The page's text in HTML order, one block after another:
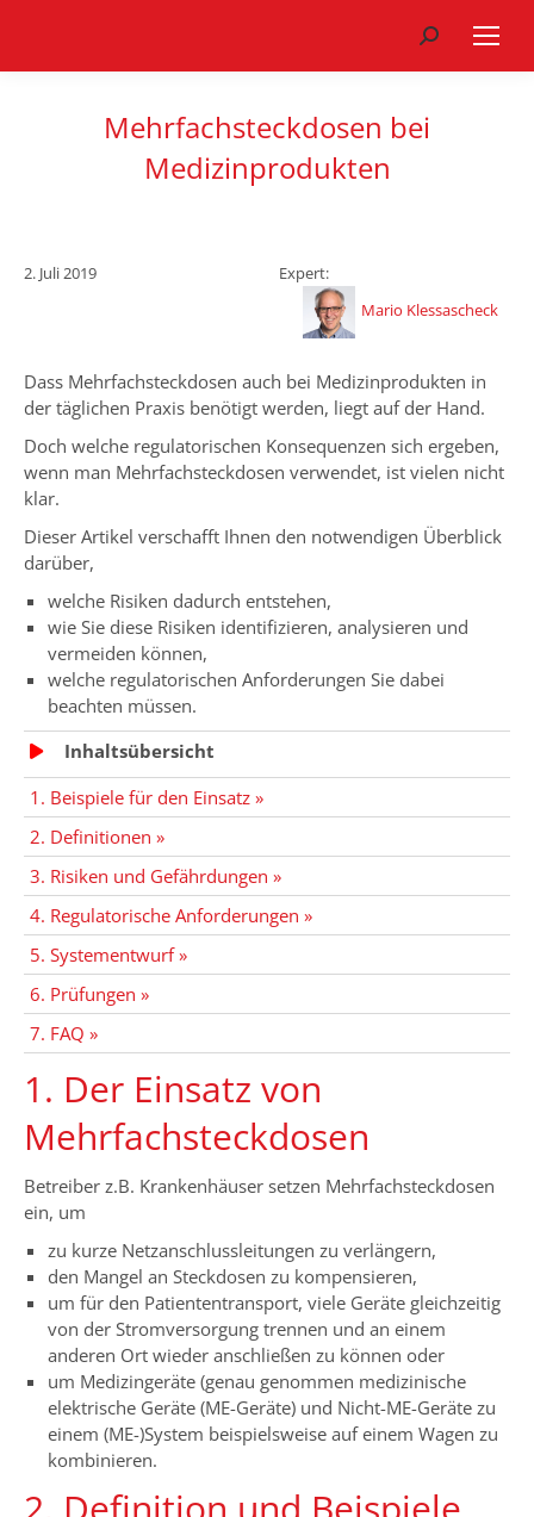
Search:
Mehrfachsteckdosen bei
Medizinprodukten
2. Juli 2019
Expert:
Mario Klessascheck
Dass Mehrfachsteckdosen auch bei Medizinprodukten in
der täglichen Praxis benötigt werden, liegt auf der Hand.
Doch welche regulatorischen Konsequenzen sich ergeben,
wenn man Mehrfachsteckdosen verwendet, ist vielen nicht
klar.
Dieser Artikel verschafft Ihnen den notwendigen Überblick
darüber,
welche Risiken dadurch entstehen,
wie Sie diese Risiken identifizieren, analysieren und
vermeiden können,
welche regulatorischen Anforderungen Sie dabei
beachten müssen.
Inhaltsübersicht
1. Beispiele für den Einsatz »
2. Definitionen »
3. Risiken und Gefährdungen »
4. Regulatorische Anforderungen »
5. Systementwurf »
6. Prüfungen »
7. FAQ »
1. Der Einsatz von
Mehrfachsteckdosen
Betreiber z.B. Krankenhäuser setzen Mehrfachsteckdosen
ein, um
zu kurze Netzanschlussleitungen zu verlängern,
den Mangel an Steckdosen zu kompensieren,
um für den Patiententransport, viele Geräte gleichzeitig
von der Stromversorgung trennen und an einem
anderen Ort wieder anschließen zu können oder
um Medizingeräte (genau genommen medizinische
elektrische Geräte (ME-Geräte) und Nicht-ME-Geräte zu
einem (ME-)System beispielsweise auf einem Wagen zu
kombinieren.